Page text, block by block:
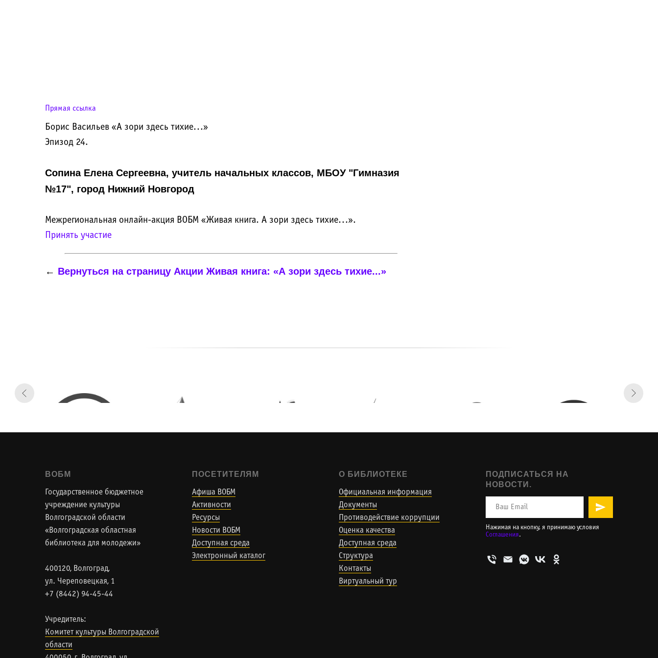
Прямая ссылка
Борис Васильев «А зори здесь тихие...»
Эпизод 24.
Cопина Елена Сергеевна, учитель начальных классов, МБОУ "Гимназия
№17", город Нижний Новгород
Межрегиональная онлайн-акция ВОБМ «Живая книга. А зори здесь тихие...».
Принять участие
← Вернуться на страницу Акции Живая книга: «А зори здесь тихие...»
ВОБМ
Государственное бюджетное
учреждение культуры
Волгоградской области
«Волгоградская областная
библиотека для молодежи»
400120, Волгоград,
ул. Череповецкая, 1
+7 (8442) 94-45-44
Учредитель:
Комитет культуры Волгоградской
области
ПОСЕТИТЕЛЯМ
Афиша ВОБМ
Активности
Ресурсы
Новости ВОБМ
Доступная среда
Электронный каталог
О БИБЛИОТЕКЕ
Официальная информация
Документы
Противодействие коррупции
Оценка качества
Доступная среда
Структура
Контакты
Виртуальный тур
ПОДПИСАТЬСЯ НА
НОВОСТИ.
Нажимая на кнопку, я принимаю условия
Соглашения.